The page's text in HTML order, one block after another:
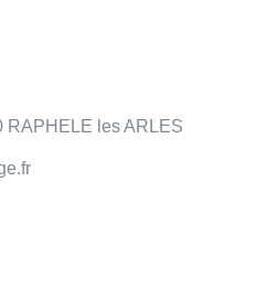
RAPHELE les ARLES